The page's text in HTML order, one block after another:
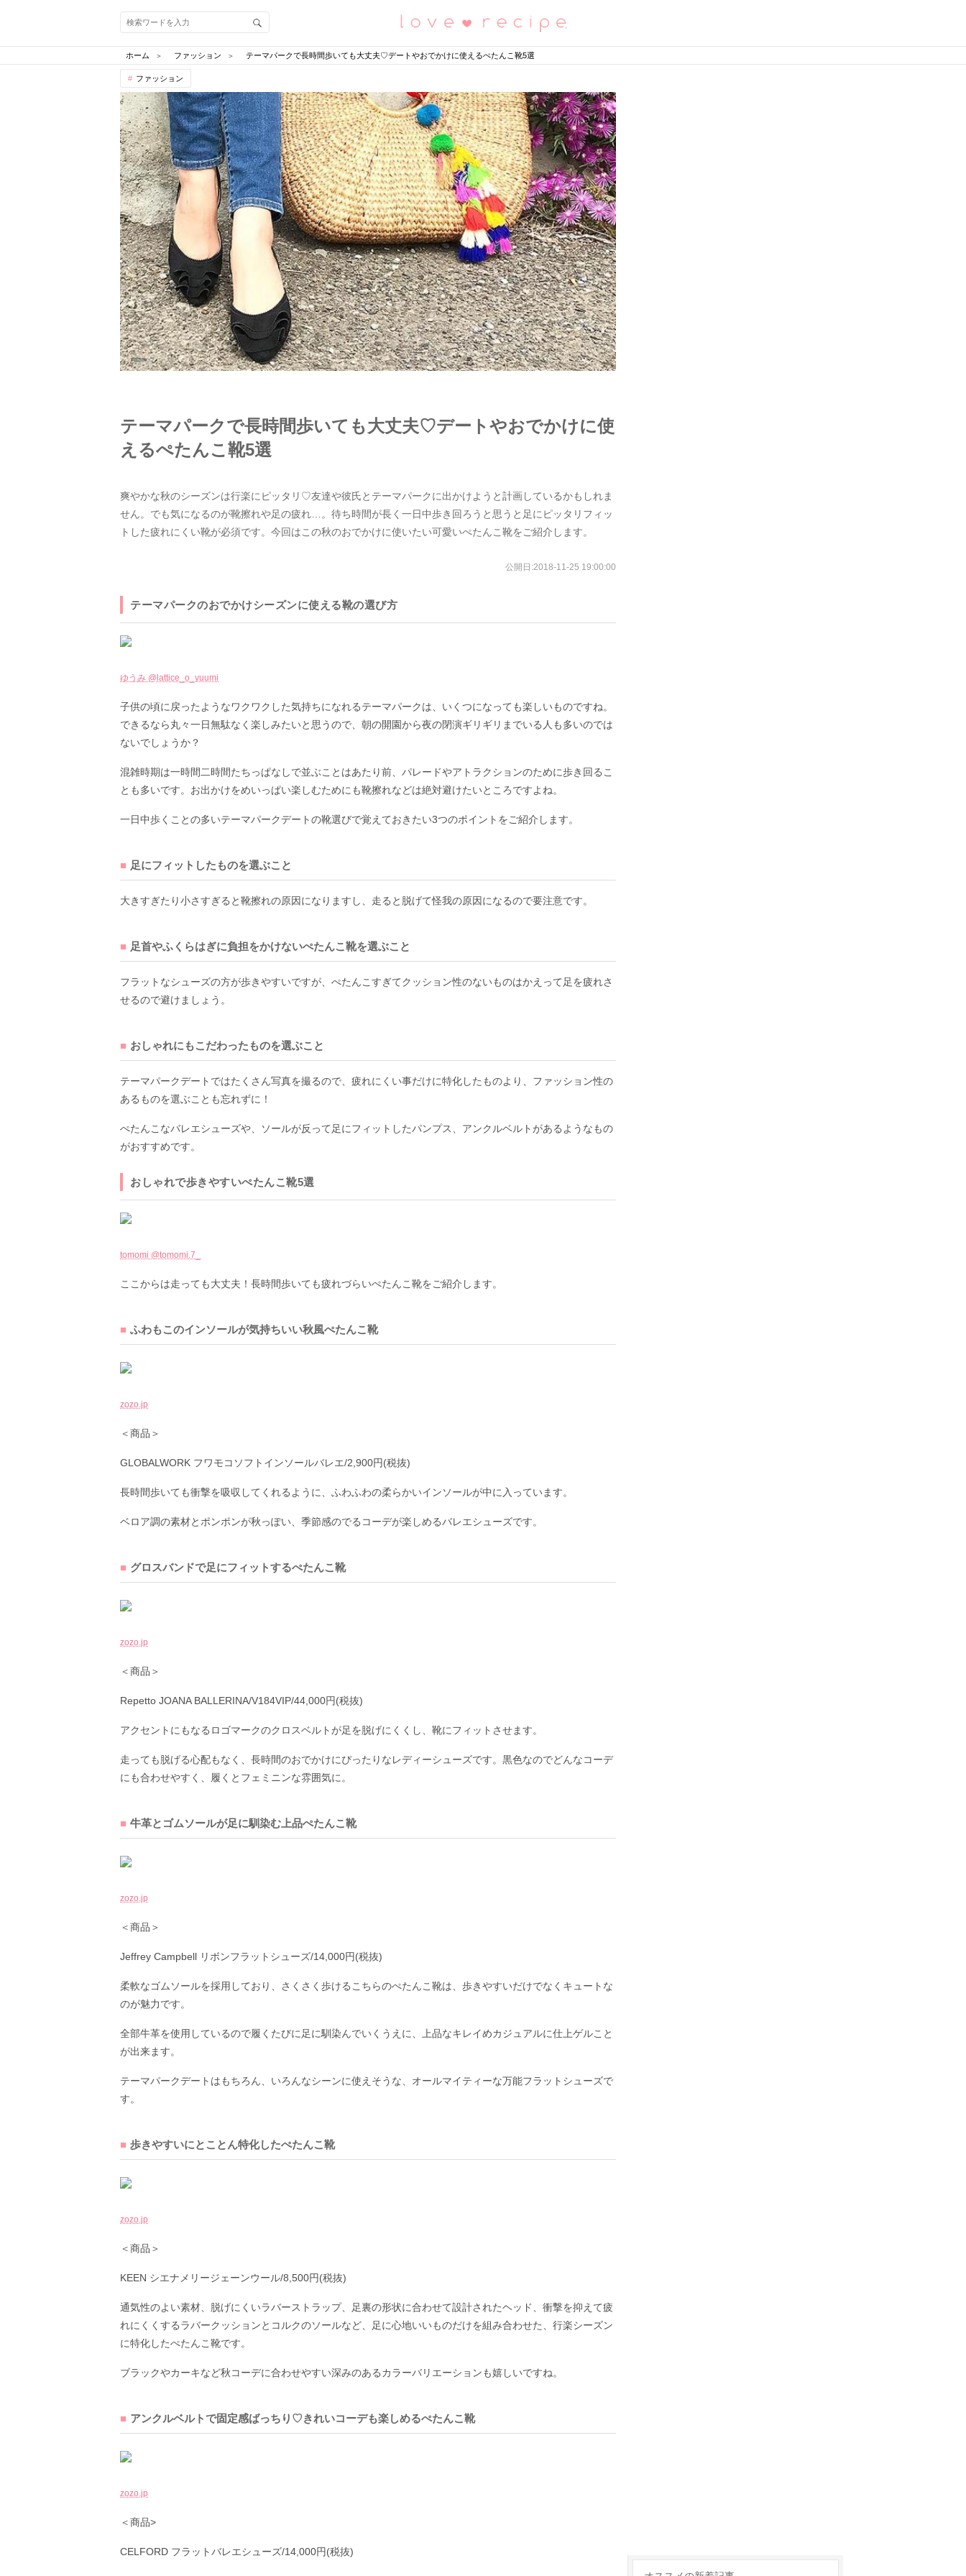
恋愛レシピ
ホーム ファッション テーマパークで長時間歩いても大丈夫♡デートやおでかけに使えるぺたんこ靴5選
ファッション
テーマパークで長時間歩いても大丈夫♡デートやおでかけに使
えるぺたんこ靴5選
爽やかな秋のシーズンは行楽にピッタリ♡友達や彼氏とテーマパークに出かけようと計画しているかもしれま
せん。でも気になるのが靴擦れや足の疲れ…。待ち時間が長く一日中歩き回ろうと思うと足にピッタリフィッ
トした疲れにくい靴が必須です。今回はこの秋のおでかけに使いたい可愛いぺたんこ靴をご紹介します。
公開日:2018-11-25 19:00:00
テーマパークのおでかけシーズンに使える靴の選び方
ゆうみ @lattice_o_yuumi
子供の頃に戻ったようなワクワクした気持ちになれるテーマパークは、いくつになっても楽しいものですね。
できるなら丸々一日無駄なく楽しみたいと思うので、朝の開園から夜の閉演ギリギリまでいる人も多いのでは
ないでしょうか？
混雑時期は一時間二時間たちっぱなしで並ぶことはあたり前、パレードやアトラクションのために歩き回るこ
とも多いです。お出かけをめいっぱい楽しむためにも靴擦れなどは絶対避けたいところですよね。
一日中歩くことの多いテーマパークデートの靴選びで覚えておきたい3つのポイントをご紹介します。
足にフィットしたものを選ぶこと
大きすぎたり小さすぎると靴擦れの原因になりますし、走ると脱げて怪我の原因になるので要注意です。
足首やふくらはぎに負担をかけないぺたんこ靴を選ぶこと
フラットなシューズの方が歩きやすいですが、ぺたんこすぎてクッション性のないものはかえって足を疲れさ
せるので避けましょう。
おしゃれにもこだわったものを選ぶこと
テーマパークデートではたくさん写真を撮るので、疲れにくい事だけに特化したものより、ファッション性の
あるものを選ぶことも忘れずに！
ぺたんこなバレエシューズや、ソールが反って足にフィットしたパンプス、アンクルベルトがあるようなもの
がおすすめです。
おしゃれで歩きやすいぺたんこ靴5選
tomomi @tomomi.7_
ここからは走っても大丈夫！長時間歩いても疲れづらいぺたんこ靴をご紹介します。
ふわもこのインソールが気持ちいい秋風ぺたんこ靴
zozo.jp
＜商品＞
GLOBALWORK フワモコソフトインソールバレエ/2,900円(税抜)
長時間歩いても衝撃を吸収してくれるように、ふわふわの柔らかいインソールが中に入っています。
ベロア調の素材とポンポンが秋っぽい、季節感のでるコーデが楽しめるバレエシューズです。
グロスバンドで足にフィットするぺたんこ靴
zozo.jp
＜商品＞
Repetto JOANA BALLERINA/V184VIP/44,000円(税抜)
アクセントにもなるロゴマークのクロスベルトが足を脱げにくくし、靴にフィットさせます。
走っても脱げる心配もなく、長時間のおでかけにぴったりなレディーシューズです。黒色なのでどんなコーデ
にも合わせやすく、履くとフェミニンな雰囲気に。
牛革とゴムソールが足に馴染む上品ぺたんこ靴
zozo.jp
＜商品＞
Jeffrey Campbell リボンフラットシューズ/14,000円(税抜)
柔軟なゴムソールを採用しており、さくさく歩けるこちらのぺたんこ靴は、歩きやすいだけでなくキュートな
のが魅力です。
全部牛革を使用しているので履くたびに足に馴染んでいくうえに、上品なキレイめカジュアルに仕上ゲルこと
が出来ます。
テーマパークデートはもちろん、いろんなシーンに使えそうな、オールマイティーな万能フラットシューズで
す。
歩きやすいにとことん特化したぺたんこ靴
zozo.jp
＜商品＞
KEEN シエナメリージェーンウール/8,500円(税抜)
通気性のよい素材、脱げにくいラバーストラップ、足裏の形状に合わせて設計されたヘッド、衝撃を抑えて疲
れにくくするラバークッションとコルクのソールなど、足に心地いいものだけを組み合わせた、行楽シーズン
に特化したぺたんこ靴です。
ブラックやカーキなど秋コーデに合わせやすい深みのあるカラーバリエーションも嬉しいですね。
アンクルベルトで固定感ばっちり♡きれいコーデも楽しめるぺたんこ靴
zozo.jp
＜商品>
CELFORD フラットバレエシューズ/14,000円(税抜)